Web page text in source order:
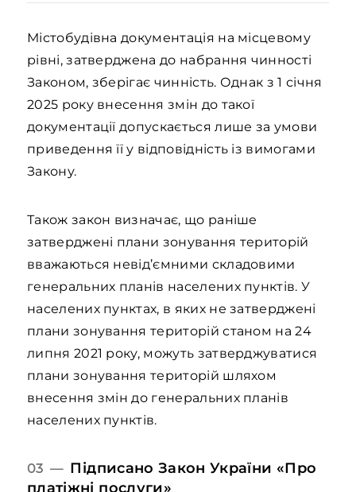
Містобудівна документація на місцевому
рівні, затверджена до набрання чинності
Законом, зберігає чинність. Однак з 1 січня
2025 року внесення змін до такої
документації допускається лише за умови
приведення її у відповідність із вимогами
Закону.
Також закон визначає, що раніше
затверджені плани зонування територій
вважаються невід’ємними складовими
генеральних планів населених пунктів. У
населених пунктах, в яких не затверджені
плани зонування територій станом на 24
липня 2021 року, можуть затверджуватися
плани зонування територій шляхом
внесення змін до генеральних планів
населених пунктів.
03 — Підписано Закон України «Про
платіжні послуги»